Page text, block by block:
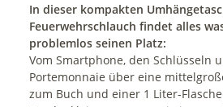
In dieser kompakten
Feuerwehrschlauch findet alles
problemlos seinen Platz:
Vom Smartphone, den Schlüsseln
Portemonnaie über eine
zum Buch und einer 1 Liter-